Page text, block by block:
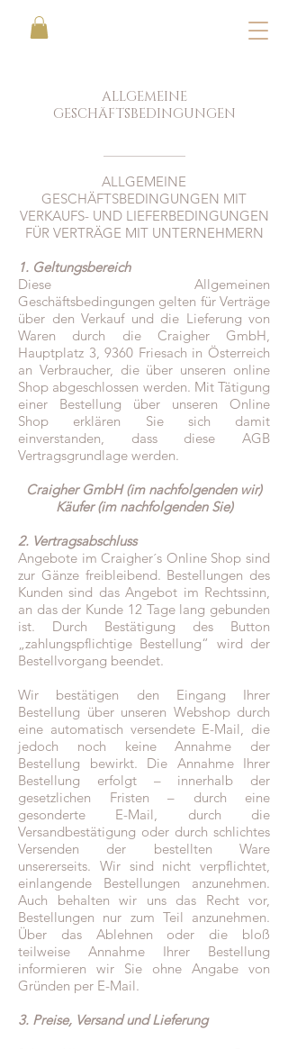
ALLGEMEINE
GESCHÄFTSBEDINGUNGEN
ALLGEMEINE
GESCHÄFTSBEDINGUNGEN MIT
VERKAUFS- UND LIEFERBEDINGUNGEN
FÜR VERTRÄGE MIT UNTERNEHMERN
1. Geltungsbereich
Diese Allgemeinen
Geschäftsbedingungen gelten für Verträge
über den Verkauf und die Lieferung von
Waren durch die Craigher GmbH,
Hauptplatz 3, 9360 Friesach in Österreich
an Verbraucher, die über unseren online
Shop abgeschlossen werden. Mit Tätigung
einer Bestellung über unseren Online
Shop erklären Sie sich damit
einverstanden, dass diese AGB
Vertragsgrundlage werden.
Craigher GmbH (im nachfolgenden wir)
Käufer (im nachfolgenden Sie)
2. Vertragsabschluss
Angebote im Craigher´s Online Shop sind
zur Gänze freibleibend. Bestellungen des
Kunden sind das Angebot im Rechtssinn,
an das der Kunde 12 Tage lang gebunden
ist. Durch Bestätigung des Button
„zahlungspflichtige Bestellung“ wird der
Bestellvorgang beendet.
Wir bestätigen den Eingang Ihrer
Bestellung über unseren Webshop durch
eine automatisch versendete E-Mail, die
jedoch noch keine Annahme der
Bestellung bewirkt. Die Annahme Ihrer
Bestellung erfolgt – innerhalb der
gesetzlichen Fristen – durch eine
gesonderte E-Mail, durch die
Versandbestätigung oder durch schlichtes
Versenden der bestellten Ware
unsererseits. Wir sind nicht verpflichtet,
einlangende Bestellungen anzunehmen.
Auch behalten wir uns das Recht vor,
Bestellungen nur zum Teil anzunehmen.
Über das Ablehnen oder die bloß
teilweise Annahme Ihrer Bestellung
informieren wir Sie ohne Angabe von
Gründen per E-Mail.
3. Preise, Versand und Lieferung